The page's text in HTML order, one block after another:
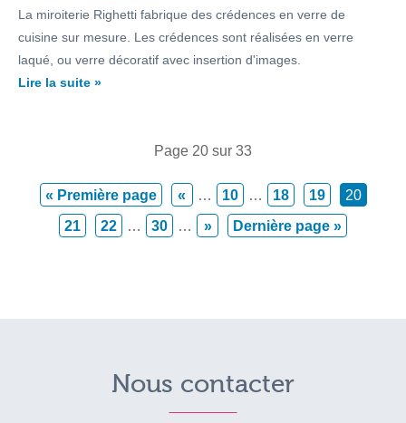
La miroiterie Righetti fabrique des crédences en verre de
cuisine sur mesure. Les crédences sont réalisées en verre
laqué, ou verre décoratif avec insertion d'images.
Lire la suite »
Page 20 sur 33
« Première page « … 10 … 18 19
20
21
22 … 30 … » Dernière page »
Nous contacter